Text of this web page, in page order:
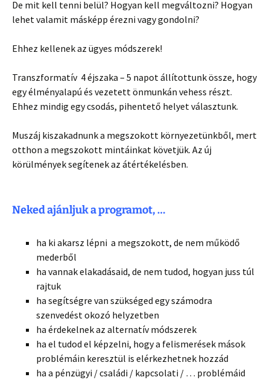
De mit kell tenni belül? Hogyan kell megváltozni? Hogyan
lehet valamit másképp érezni vagy gondolni?
Ehhez kellenek az ügyes módszerek!
Transzformatív 4 éjszaka – 5 napot állítottunk össze, hogy
egy élményalapú és vezetett önmunkán vehess részt.
Ehhez mindig egy csodás, pihentető helyet választunk.
Muszáj kiszakadnunk a megszokott környezetünkből, mert
otthon a megszokott mintáinkat követjük. Az új
körülmények segítenek az átértékelésben.
Neked ajánljuk a programot, …
ha ki akarsz lépni a megszokott, de nem működő
mederből
ha vannak elakadásaid, de nem tudod, hogyan juss túl
rajtuk
ha segítségre van szükséged egy számodra
szenvedést okozó helyzetben
ha érdekelnek az alternatív módszerek
ha el tudod el képzelni, hogy a felismerések mások
problémáin keresztül is elérkezhetnek hozzád
ha a pénzügyi / családi / kapcsolati / … problémáid